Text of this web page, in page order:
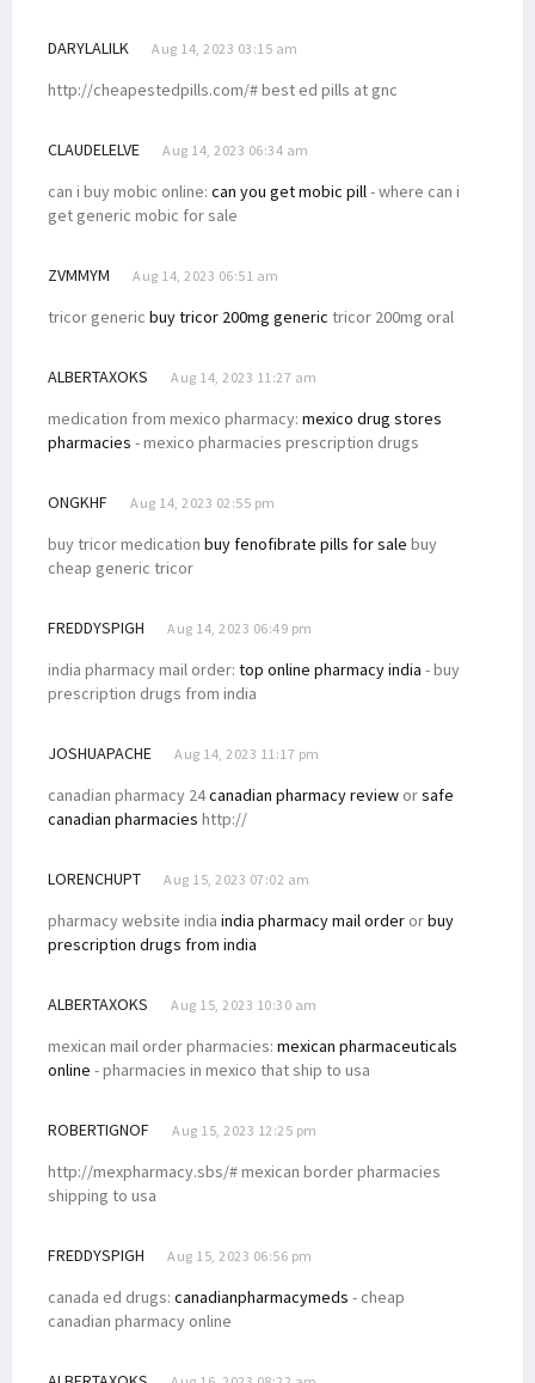
DARYLALILK Aug 14, 2023 03:15 am
http://cheapestedpills.com/# best ed pills at gnc
CLAUDELELVE Aug 14, 2023 06:34 am
can i buy mobic online: can you get mobic pill - where can i
get generic mobic for sale
ZVMMYM Aug 14, 2023 06:51 am
tricor generic buy tricor 200mg generic tricor 200mg oral
ALBERTAXOKS Aug 14, 2023 11:27 am
medication from mexico pharmacy: mexico drug stores
pharmacies - mexico pharmacies prescription drugs
ONGKHF Aug 14, 2023 02:55 pm
buy tricor medication buy fenofibrate pills for sale buy
cheap generic tricor
FREDDYSPIGH Aug 14, 2023 06:49 pm
india pharmacy mail order: top online pharmacy india - buy
prescription drugs from india
JOSHUAPACHE Aug 14, 2023 11:17 pm
canadian pharmacy 24canadian pharmacy review orsafe
canadian pharmacies http://
LORENCHUPT Aug 15, 2023 07:02 am
pharmacy website india india pharmacy mail order orbuy
prescription drugs from india
ALBERTAXOKS Aug 15, 2023 10:30 am
mexican mail order pharmacies: mexican pharmaceuticals
online - pharmacies in mexico that ship to usa
ROBERTIGNOF Aug 15, 2023 12:25 pm
http://mexpharmacy.sbs/# mexican border pharmacies
shipping to usa
FREDDYSPIGH Aug 15, 2023 06:56 pm
canada ed drugs: canadianpharmacymeds - cheap
canadian pharmacy online